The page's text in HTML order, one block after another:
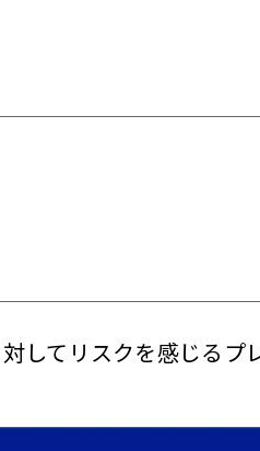
てリスクを感じるプ